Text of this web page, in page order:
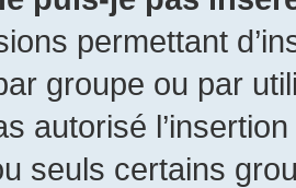
permettant
groupe ou par
autorisé
seuls certains